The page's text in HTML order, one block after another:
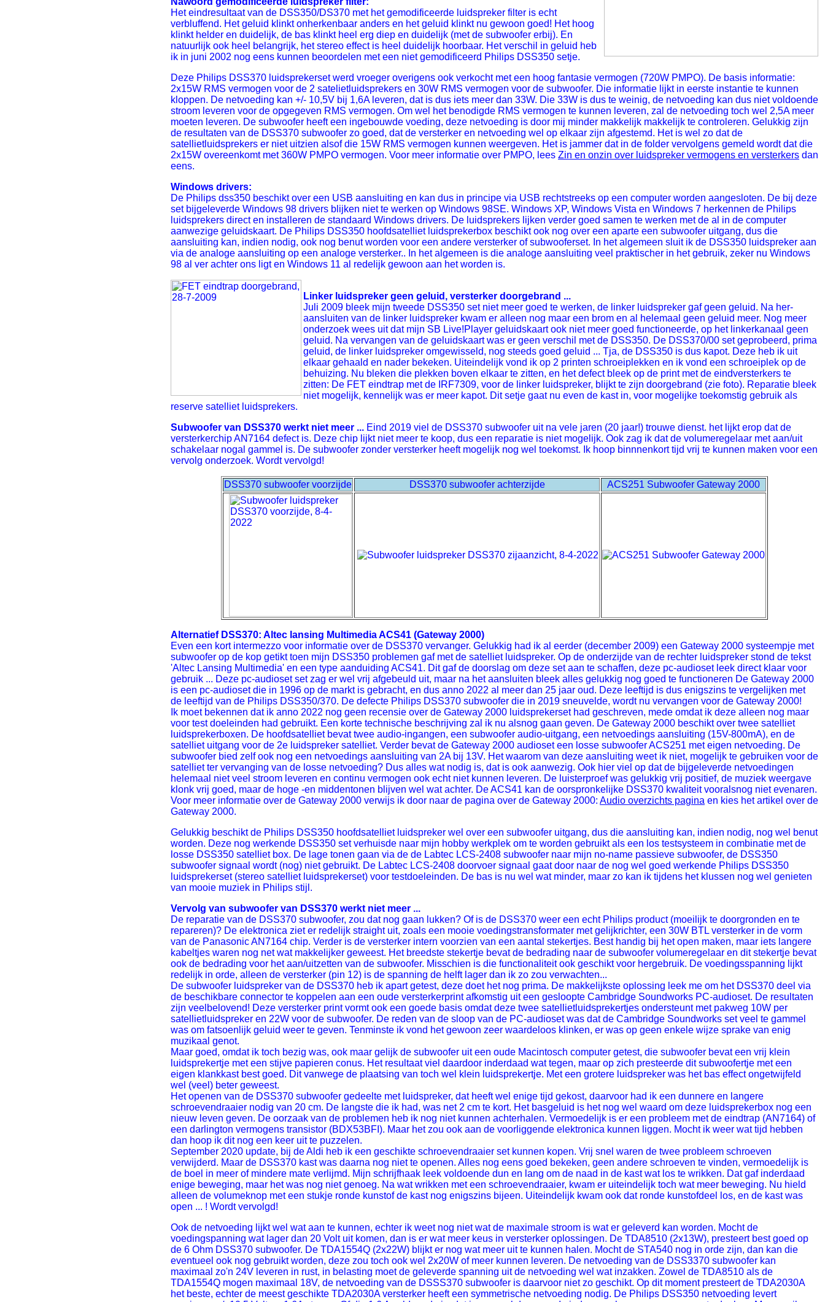
Het eindresultaat van de DSS350/DS370 met het gemodificeerde luidspreker filter is echt
verbluffend. Het geluid klinkt onherkenbaar anders en het geluid klinkt nu gewoon goed! Het hoog
klinkt helder en duidelijk, de bas klinkt heel erg diep en duidelijk (met de subwoofer erbij). En
natuurlijk ook heel belangrijk, het stereo effect is heel duidelijk hoorbaar. Het verschil in geluid heb
ik in juni 2002 nog eens kunnen beoordelen met een niet gemodificeerd Philips DSS350 setje.
Deze Philips DSS370 luidsprekerset werd vroeger overigens ook verkocht met een hoog fantasie vermogen (720W PMPO). De basis informatie:
2x15W RMS vermogen voor de 2 satelietluidsprekers en 30W RMS vermogen voor de subwoofer. Die informatie lijkt in eerste instantie te kunnen
kloppen. De netvoeding kan +/- 10,5V bij 1,6A leveren, dat is dus iets meer dan 33W. Die 33W is dus te weinig, de netvoeding kan dus niet voldoende
stroom leveren voor de opgegeven RMS vermogen. Om wel het benodigde RMS vermogen te kunnen leveren, zal de netvoeding toch wel 2,5A meer
moeten leveren. De subwoofer heeft een ingebouwde voeding, deze netvoeding is door mij minder makkelijk makkelijk te controleren. Gelukkig zijn
de resultaten van de DSS370 subwoofer zo goed, dat de versterker en netvoeding wel op elkaar zijn afgestemd. Het is wel zo dat de
satellietluidsprekers er niet uitzien alsof die 15W RMS vermogen kunnen weergeven. Het is jammer dat in de folder vervolgens gemeld wordt dat die
2x15W overeenkomt met 360W PMPO vermogen. Voor meer informatie over PMPO, lees Zin en onzin over luidspreker vermogens en versterkers dan
eens.
Windows drivers:
De Philips dss350 beschikt over een USB aansluiting en kan dus in principe via USB rechtstreeks op een computer worden aangesloten. De bij deze
set bijgeleverde Windows 98 drivers blijken niet te werken op Windows 98SE. Windows XP, Windows Vista en Windows 7 herkennen de Philips
luidsprekers direct en installeren de standaard Windows drivers. De luidsprekers lijken verder goed samen te werken met de al in de computer
aanwezige geluidskaart. De Philips DSS350 hoofdsatelliet luidsprekerbox beschikt ook nog over een aparte een subwoofer uitgang, dus die
aansluiting kan, indien nodig, ook nog benut worden voor een andere versterker of subwooferset. In het algemeen sluit ik de DSS350 luidspreker aan
via de analoge aansluiting op een analoge versterker.. In het algemeen is die analoge aansluiting veel praktischer in het gebruik, zeker nu Windows
98 al ver achter ons ligt en Windows 11 al redelijk gewoon aan het worden is.
Linker luidspreker geen geluid, versterker doorgebrand ...
Juli 2009 bleek mijn tweede DSS350 set niet meer goed te werken, de linker luidspreker gaf geen geluid. Na her-
aansluiten van de linker luidspreker kwam er alleen nog maar een brom en al helemaal geen geluid meer. Nog meer
onderzoek wees uit dat mijn SB Live!Player geluidskaart ook niet meer goed functioneerde, op het linkerkanaal geen
geluid. Na vervangen van de geluidskaart was er geen verschil met de DSS350. De DSS370/00 set geprobeerd, prima
geluid, de linker luidspreker omgewisseld, nog steeds goed geluid ... Tja, de DSS350 is dus kapot. Deze heb ik uit
elkaar gehaald en nader bekeken. Uiteindelijk vond ik op 2 printen schroeiplekken en ik vond een schroeiplek op de
behuizing. Nu bleken die plekken boven elkaar te zitten, en het defect bleek op de print met de eindversterkers te
zitten: De FET eindtrap met de IRF7309, voor de linker luidspreker, blijkt te zijn doorgebrand (zie foto). Reparatie bleek
niet mogelijk, kennelijk was er meer kapot. Dit setje gaat nu even de kast in, voor mogelijke toekomstig gebruik als
reserve satelliet luidsprekers.
Subwoofer van DSS370 werkt niet meer ... Eind 2019 viel de DSS370 subwoofer uit na vele jaren (20 jaar!) trouwe dienst. het lijkt erop dat de
versterkerchip AN7164 defect is. Deze chip lijkt niet meer te koop, dus een reparatie is niet mogelijk. Ook zag ik dat de volumeregelaar met aan/uit
schakelaar nogal gammel is. De subwoofer zonder versterker heeft mogelijk nog wel toekomst. Ik hoop binnnenkort tijd vrij te kunnen maken voor een
vervolg onderzoek. Wordt vervolgd!
DSS370 subwoofer voorzijde DSS370 subwoofer achterzijde ACS251 Subwoofer Gateway 2000
Alternatief DSS370: Altec lansing Multimedia ACS41 (Gateway 2000)
Even een kort intermezzo voor informatie over de DSS370 vervanger. Gelukkig had ik al eerder (december 2009) een Gateway 2000 systeempje met
subwoofer op de kop getikt toen mijn DSS350 problemen gaf met de satelliet luidspreker. Op de onderzijde van de rechter luidspreker stond de tekst
'Altec Lansing Multimedia' en een type aanduiding ACS41. Dit gaf de doorslag om deze set aan te schaffen, deze pc-audioset leek direct klaar voor
gebruik ... Deze pc-audioset set zag er wel vrij afgebeuld uit, maar na het aansluiten bleek alles gelukkig nog goed te functioneren De Gateway 2000
is een pc-audioset die in 1996 op de markt is gebracht, en dus anno 2022 al meer dan 25 jaar oud. Deze leeftijd is dus enigszins te vergelijken met
de leeftijd van de Philips DSS350/370. De defecte Philips DSS370 subwoofer die in 2019 sneuvelde, wordt nu vervangen voor de Gateway 2000!
Ik moet bekennen dat ik anno 2022 nog geen recensie over de Gateway 2000 luidsprekerset had geschreven, mede omdat ik deze alleen nog maar
voor test doeleinden had gebruikt. Een korte technische beschrijving zal ik nu alsnog gaan geven. De Gateway 2000 beschikt over twee satelliet
luidsprekerboxen. De hoofdsatelliet bevat twee audio-ingangen, een subwoofer audio-uitgang, een netvoedings aansluiting (15V-800mA), en de
satelliet uitgang voor de 2e luidspreker satelliet. Verder bevat de Gateway 2000 audioset een losse subwoofer ACS251 met eigen netvoeding. De
subwoofer bied zelf ook nog een netvoedings aansluiting van 2A bij 13V. Het waarom van deze aansluiting weet ik niet, mogelijk te gebruiken voor de
satelliet ter vervanging van de losse netvoeding? Dus alles wat nodig is, dat is ook aanwezig. Ook hier viel op dat de bijgeleverde netvoedingen
helemaal niet veel stroom leveren en continu vermogen ook echt niet kunnen leveren. De luisterproef was gelukkig vrij positief, de muziek weergave
klonk vrij goed, maar de hoge -en middentonen blijven wel wat achter. De ACS41 kan de oorspronkelijke DSS370 kwaliteit vooralsnog niet evenaren.
Voor meer informatie over de Gateway 2000 verwijs ik door naar de pagina over de Gateway 2000: Audio overzichts pagina en kies het artikel over de
Gateway 2000.
Gelukkig beschikt de Philips DSS350 hoofdsatelliet luidspreker wel over een subwoofer uitgang, dus die aansluiting kan, indien nodig, nog wel benut
worden. Deze nog werkende DSS350 set verhuisde naar mijn hobby werkplek om te worden gebruikt als een los testsysteem in combinatie met de
losse DSS350 satelliet box. De lage tonen gaan via de de Labtec LCS-2408 subwoofer naar mijn no-name passieve subwoofer, de DSS350
subwoofer signaal wordt (nog) niet gebruikt. De Labtec LCS-2408 doorvoer signaal gaat door naar de nog wel goed werkende Philips DSS350
luidsprekerset (stereo satelliet luidsprekerset) voor testdoeleinden. De bas is nu wel wat minder, maar zo kan ik tijdens het klussen nog wel genieten
van mooie muziek in Philips stijl.
Vervolg van subwoofer van DSS370 werkt niet meer ...
De reparatie van de DSS370 subwoofer, zou dat nog gaan lukken? Of is de DSS370 weer een echt Philips product (moeilijk te doorgronden en te
repareren)? De elektronica ziet er redelijk straight uit, zoals een mooie voedingstransformater met gelijkrichter, een 30W BTL versterker in de vorm
van de Panasonic AN7164 chip. Verder is de versterker intern voorzien van een aantal stekertjes. Best handig bij het open maken, maar iets langere
kabeltjes waren nog net wat makkelijker geweest. Het breedste stekertje bevat de bedrading naar de subwoofer volumeregelaar en dit stekertje bevat
ook de bedrading voor het aan/uitzetten van de subwoofer. Misschien is die functionaliteit ook geschikt voor hergebruik. De voedingsspanning lijkt
redelijk in orde, alleen de versterker (pin 12) is de spanning de helft lager dan ik zo zou verwachten...
De subwoofer luidspreker van de DSS370 heb ik apart getest, deze doet het nog prima. De makkelijkste oplossing leek me om het DSS370 deel via
de beschikbare connector te koppelen aan een oude versterkerprint afkomstig uit een gesloopte Cambridge Soundworks PC-audioset. De resultaten
zijn veelbelovend! Deze versterker print vormt ook een goede basis omdat deze twee satellietluidsprekertjes ondersteunt met pakweg 10W per
satellietluidspreker en 22W voor de subwoofer. De reden van de sloop van de PC-audioset was dat de Cambridge Soundworks set veel te gammel
was om fatsoenlijk geluid weer te geven. Tenminste ik vond het gewoon zeer waardeloos klinken, er was op geen enkele wijze sprake van enig
muzikaal genot.
Maar goed, omdat ik toch bezig was, ook maar gelijk de subwoofer uit een oude Macintosch computer getest, die subwoofer bevat een vrij klein
luidsprekertje met een stijve papieren conus. Het resultaat viel daardoor inderdaad wat tegen, maar op zich presteerde dit subwoofertje met een
eigen klankkast best goed. Dit vanwege de plaatsing van toch wel klein luidsprekertje. Met een grotere luidspreker was het bas effect ongetwijfeld
wel (veel) beter geweest.
Het openen van de DSS370 subwoofer gedeelte met luidspreker, dat heeft wel enige tijd gekost, daarvoor had ik een dunnere en langere
schroevendraaier nodig van 20 cm. De langste die ik had, was net 2 cm te kort. Het basgeluid is het nog wel waard om deze luidsprekerbox nog een
nieuw leven geven. De oorzaak van de problemen heb ik nog niet kunnen achterhalen. Vermoedelijk is er een probleem met de eindtrap (AN7164) of
een darlington vermogens transistor (BDX53BFI). Maar het zou ook aan de voorliggende elektronica kunnen liggen. Mocht ik weer wat tijd hebben
dan hoop ik dit nog een keer uit te puzzelen.
September 2020 update, bij de Aldi heb ik een geschikte schroevendraaier set kunnen kopen. Vrij snel waren de twee probleem schroeven
verwijderd. Maar de DSS370 kast was daarna nog niet te openen. Alles nog eens goed bekeken, geen andere schroeven te vinden, vermoedelijk is
de boel in meer of mindere mate verlijmd. Mijn schrijfhaak leek voldoende dun en lang om de naad in de kast wat los te wrikken. Dat gaf inderdaad
enige beweging, maar het was nog niet genoeg. Na wat wrikken met een schroevendraaier, kwam er uiteindelijk toch wat meer beweging. Nu hield
alleen de volumeknop met een stukje ronde kunstof de kast nog enigszins bijeen. Uiteindelijk kwam ook dat ronde kunstofdeel los, en de kast was
open ... ! Wordt vervolgd!
Ook de netvoeding lijkt wel wat aan te kunnen, echter ik weet nog niet wat de maximale stroom is wat er geleverd kan worden. Mocht de
voedingspanning wat lager dan 20 Volt uit komen, dan is er wat meer keus in versterker oplossingen. De TDA8510 (2x13W), presteert best goed op
de 6 Ohm DSS370 subwoofer. De TDA1554Q (2x22W) blijkt er nog wat meer uit te kunnen halen. Mocht de STA540 nog in orde zijn, dan kan die
eventueel ook nog gebruikt worden, deze zou toch ook wel 2x20W of meer kunnen leveren. De netvoeding van de DSS3370 subwoofer kan
maximaal zo'n 24V leveren in rust, in belasting moet de geleverde spanning uit de netvoeding wel wat inzakken. Zowel de TDA8510 als de
TDA1554Q mogen maximaal 18V, de netvoeding van de DSSS370 subwoofer is daarvoor niet zo geschikt. Op dit moment presteert de TDA2030A
het beste, echter de meest geschikte TDA2030A versterker heeft een symmetrische netvoeding nodig. De Philips DSS350 netvoeding levert